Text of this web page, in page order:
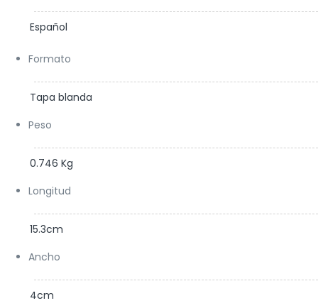
Español
Formato
Tapa blanda
Peso
0.746 Kg
Longitud
15.3cm
Ancho
4cm